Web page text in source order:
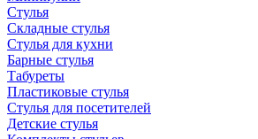
Стулья
Складные стулья
Стулья для кухни
Барные стулья
Табуреты
Пластиковые стулья
Стулья для посетителей
Детские стулья